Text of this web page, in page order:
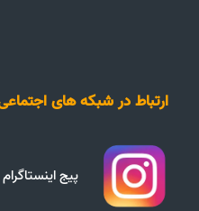
ارتباط در شبکه های
پیج اینستاگرام